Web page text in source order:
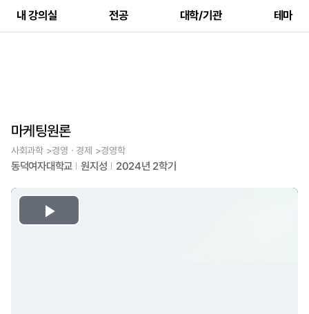
내 강의실 전공 대학/기관 테마
마케팅원론
사회과학 >경영ㆍ경제 >경영학
동덕여자대학교 원지성 2024년 2학기
Play